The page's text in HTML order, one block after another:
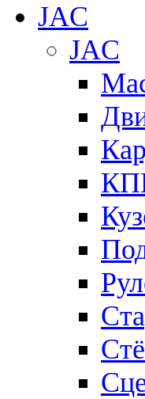
JAC
JAC